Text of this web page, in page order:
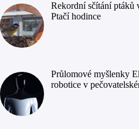
Rekordní sčítání ptáků
Ptačí hodince
Průlomové myšlenky
robotice v